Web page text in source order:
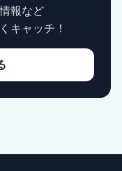
通常出荷
報など
キャッチ！